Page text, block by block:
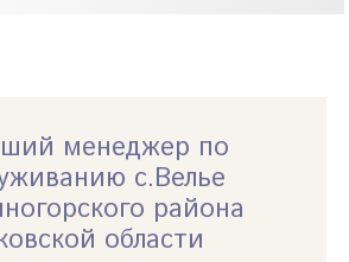
менеджер по
с.Велье
района
области